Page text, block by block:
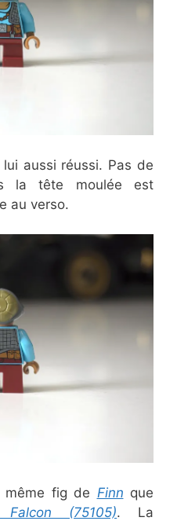
aussi réussi. Pas de
la tête moulée est
au verso.
même fig de Finn que
Falcon (75105). La